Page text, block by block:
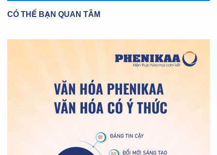
CÓ THỂ BẠN QUAN TÂM